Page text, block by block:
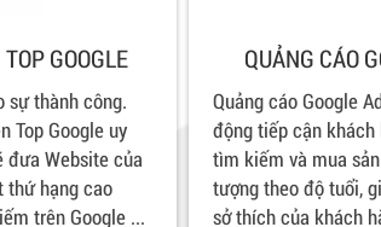
GOOGLE
sự thành công.
Top Google uy
đưa Website của
thứ hạng cao
trên Google ...
QUẢNG CÁO
Quảng cáo Google
động tiếp cận khách
tìm kiếm và mua
tượng theo độ tuổi,
sở thích của khách